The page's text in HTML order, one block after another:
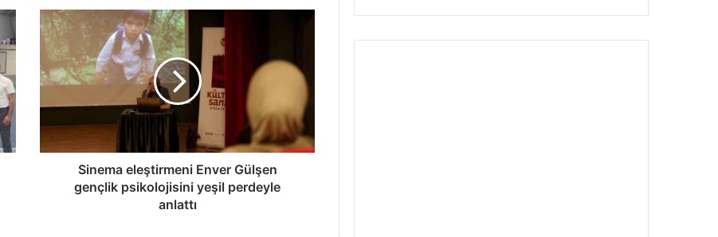
Sinema
eleştirmeni
Enver
Gülşen
gençlik
anlattı
Sinema eleştirmeni Enver Gülşen
gençlik psikolojisini yeşil perdeyle
anlattı